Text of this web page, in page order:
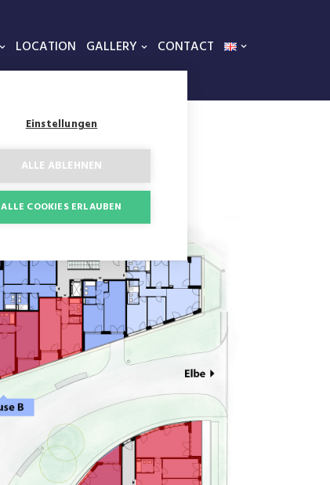
LOCATION GALLERY CONTACT
Einstellungen
ALLE ABLEHNEN
ALLE COOKIES ERLAUBEN